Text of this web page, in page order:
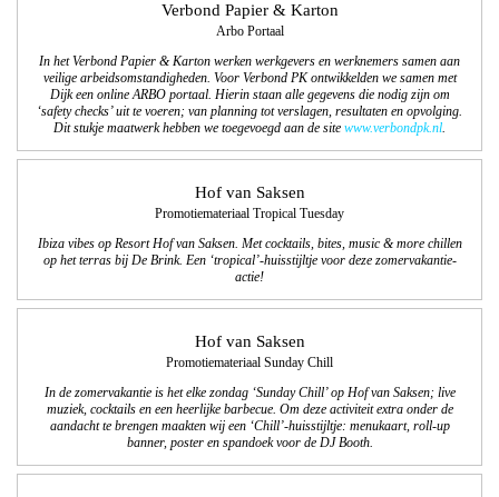
Verbond Papier & Karton
Arbo Portaal
In het Verbond Papier & Karton werken werkgevers en werknemers samen aan
veilige arbeidsomstandigheden. Voor Verbond PK ontwikkelden we samen met
Dijk een online ARBO portaal. Hierin staan alle gegevens die nodig zijn om
‘safety checks’ uit te voeren; van planning tot verslagen, resultaten en opvolging.
Dit stukje maatwerk hebben we toegevoegd aan de site www.verbondpk.nl.
Hof van Saksen
Promotiemateriaal Tropical Tuesday
Ibiza vibes op Resort Hof van Saksen. Met cocktails, bites, music & more chillen
op het terras bij De Brink. Een ‘tropical’-huisstijltje voor deze zomervakantie-
actie!
Hof van Saksen
Promotiemateriaal Sunday Chill
In de zomervakantie is het elke zondag ‘Sunday Chill’ op Hof van Saksen; live
muziek, cocktails en een heerlijke barbecue. Om deze activiteit extra onder de
aandacht te brengen maakten wij een ‘Chill’-huisstijltje: menukaart, roll-up
banner, poster en spandoek voor de DJ Booth.